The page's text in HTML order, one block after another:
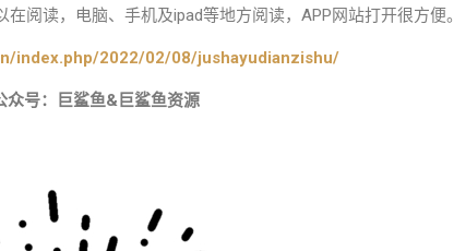
在阅读，电脑、手机及ipad等地方阅读，APP网站打开很方便。
index.php/2022/02/08/jushayudianzishu/
众号：巨鲨鱼&巨鲨鱼资源